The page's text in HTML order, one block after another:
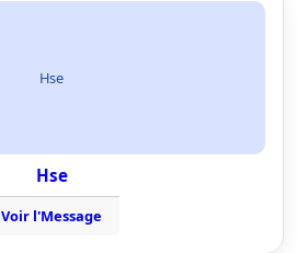
Hse
Hse
Voir l'Message